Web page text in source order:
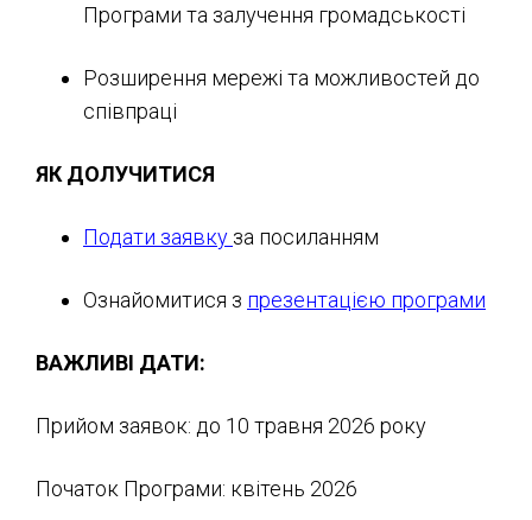
Програми та залучення громадськості
Розширення мережі та можливостей до
співпраці
ЯК ДОЛУЧИТИСЯ
Подати заявку за посиланням
Ознайомитися з презентацією програми
ВАЖЛИВІ ДАТИ:
Прийом заявок: до 10 травня 2026 року
Початок Програми: квітень 2026